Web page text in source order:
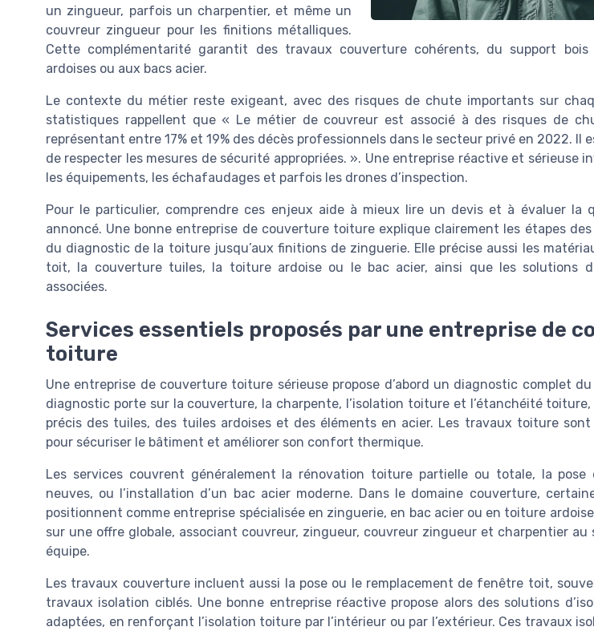
un zingueur, parfois un charpentier, et même un
couvreur zingueur pour les finitions métalliques.
Cette complémentarité garantit des travaux couverture cohérents, du support bois
ardoises ou aux bacs acier.
Le contexte du métier reste exigeant, avec des risques de chute importants sur
statistiques rappellent que « Le métier de couvreur est associé à des risques de
représentant entre 17% et 19% des décès professionnels dans le secteur privé en 2022. Il
de respecter les mesures de sécurité appropriées. ». Une entreprise réactive et sérieuse
les équipements, les échafaudages et parfois les drones d’inspection.
Pour le particulier, comprendre ces enjeux aide à mieux lire un devis et à évaluer la
annoncé. Une bonne entreprise de couverture toiture explique clairement les étapes
du diagnostic de la toiture jusqu’aux finitions de zinguerie. Elle précise aussi les
toit, la couverture tuiles, la toiture ardoise ou le bac acier, ainsi que les solutions
associées.
Services essentiels proposés par une entreprise de
toiture
Une entreprise de couverture toiture sérieuse propose d’abord un diagnostic complet
diagnostic porte sur la couverture, la charpente, l’isolation toiture et l’étanchéité
précis des tuiles, des tuiles ardoises et des éléments en acier. Les travaux toiture
pour sécuriser le bâtiment et améliorer son confort thermique.
Les services couvrent généralement la rénovation toiture partielle ou totale, la
neuves, ou l’installation d’un bac acier moderne. Dans le domaine couverture,
positionnent comme entreprise spécialisée en zinguerie, en bac acier ou en toiture
sur une offre globale, associant couvreur, zingueur, couvreur zingueur et charpentier au
équipe.
Les travaux couverture incluent aussi la pose ou le remplacement de fenêtre toit,
travaux isolation ciblés. Une bonne entreprise réactive propose alors des solutions
adaptées, en renforçant l’isolation toiture par l’intérieur ou par l’extérieur. Ces travaux